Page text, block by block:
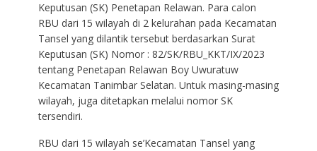
Keputusan (SK) Penetapan Relawan. Para calon
RBU dari 15 wilayah di 2 kelurahan pada Kecamatan
Tansel yang dilantik tersebut berdasarkan Surat
Keputusan (SK) Nomor : 82/SK/RBU_KKT/IX/2023
tentang Penetapan Relawan Boy Uwuratuw
Kecamatan Tanimbar Selatan. Untuk masing-masing
wilayah, juga ditetapkan melalui nomor SK
tersendiri.
RBU dari 15 wilayah se’Kecamatan Tansel yang